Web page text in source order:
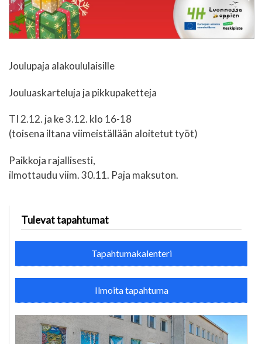
Joulupaja alakoululaisille
Jouluaskarteluja ja pikkupaketteja
TI 2.12. ja ke 3.12. klo 16-18
(toisena iltana viimeiställään aloitetut työt)
Paikkoja rajallisesti,
ilmottaudu viim. 30.11. Paja maksuton.
Tulevat tapahtumat
Tapahtumakalenteri
Ilmoita tapahtuma